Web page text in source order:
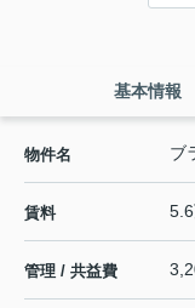
基本情報
物件名 ブ
賃料
管理 / 共益費